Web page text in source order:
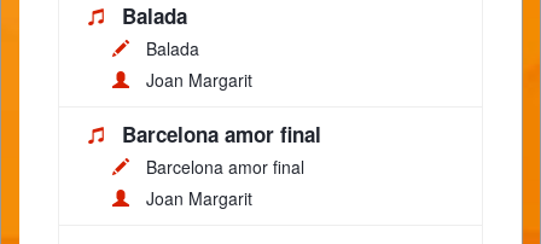
Balada
Balada
Joan Margarit
Barcelona amor final
Barcelona amor final
Joan Margarit